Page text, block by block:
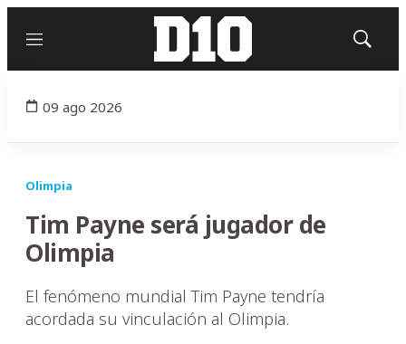
Menú
Mostrar
09 ago 2026
Olimpia
Tim Payne será jugador de
Olimpia
El fenómeno mundial Tim Payne tendría
acordada su vinculación al Olimpia.